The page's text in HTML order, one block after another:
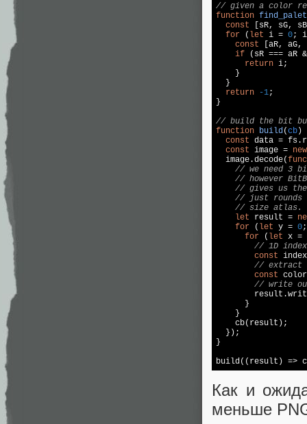
// given a color
function
const [sR, sG,
for ( let i = 0; i
const [aR,
if (sR === aR
return i;
    }
  }
return
-1;
}
// build the bit
function build(cb )
const data =
const image = new
  image.decode(
// we need 3
// however
// gives us
// just rounds
// size atlas.
let result =
for ( let y = 0
for ( let x =
// 1D index
const
// extract
const
// write
      }
    }
    cb(result);
  });
}
build((result) =>
Как и
меньше